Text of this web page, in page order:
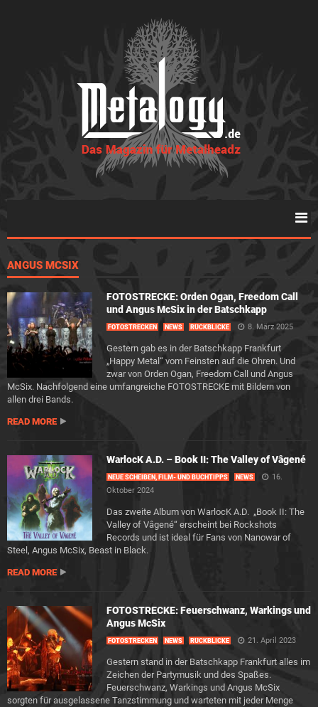
ANGUS MCSIX
FOTOSTRECKE: Orden Ogan, Freedom Call
und Angus McSix in der Batschkapp
FOTOSTRECKEN NEWS RÜCKBLICKE 8. März 2025
Gestern gab es in der Batschkapp Frankfurt
„Happy Metal“ vom Feinsten auf die Ohren. Und
zwar von Orden Ogan, Freedom Call und Angus
McSix. Nachfolgend eine umfangreiche FOTOSTRECKE mit Bildern von
allen drei Bands.
READ MORE
WarlocK A.D. – Book II: The Valley of Vâgené
NEUE SCHEIBEN, FILM- UND BUCHTIPPS NEWS
16.
Oktober 2024
Das zweite Album von WarlocK A.D. „Book II: The
Valley of Vâgené“ erscheint bei Rockshots
Records und ist ideal für Fans von Nanowar of
Steel, Angus McSix, Beast in Black.
READ MORE
FOTOSTRECKE: Feuerschwanz, Warkings und
Angus McSix
FOTOSTRECKEN NEWS RÜCKBLICKE 21. April 2023
Gestern stand in der Batschkapp Frankfurt alles im
Zeichen der Partymusik und des Spaßes.
Feuerschwanz, Warkings und Angus McSix
sorgten für ausgelassene Tanzstimmung und warteten mit jeder Menge